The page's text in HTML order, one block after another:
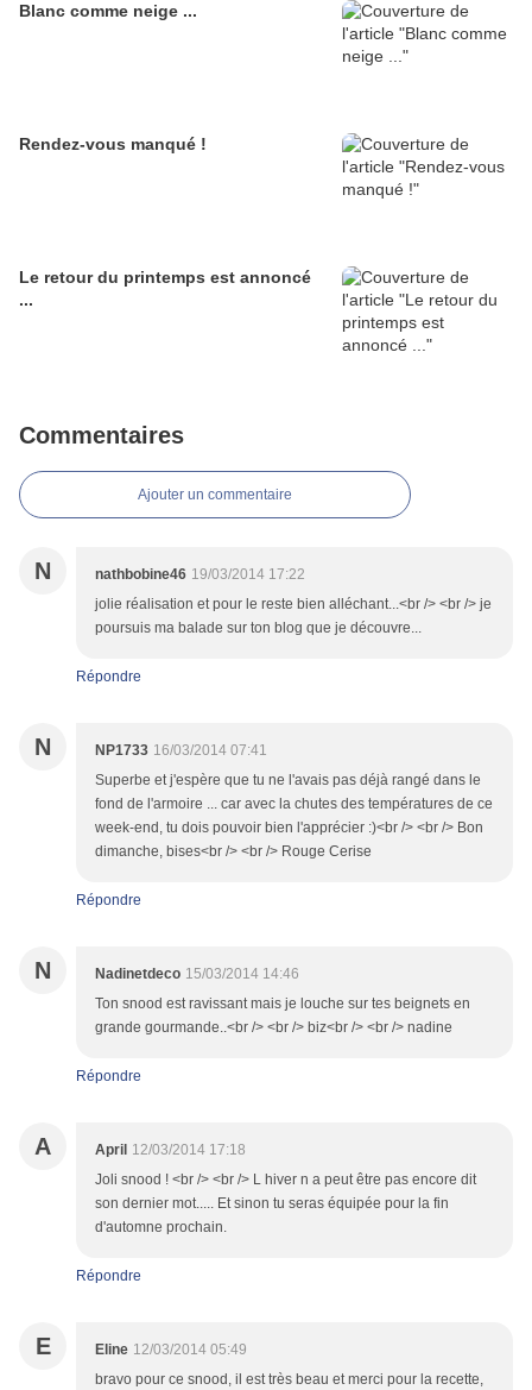
Blanc comme neige ...
Rendez-vous manqué !
Le retour du printemps est annoncé
...
Commentaires
Ajouter un commentaire
N nathbobine46 19/03/2014 17:22
jolie réalisation et pour le reste bien alléchant...<br /> <br /> je
poursuis ma balade sur ton blog que je découvre...
Répondre
N NP1733 16/03/2014 07:41
Superbe et j'espère que tu ne l'avais pas déjà rangé dans le
fond de l'armoire ... car avec la chutes des températures de ce
week-end, tu dois pouvoir bien l'apprécier :)<br /> <br /> Bon
dimanche, bises<br /> <br /> Rouge Cerise
Répondre
N Nadinetdeco 15/03/2014 14:46
Ton snood est ravissant mais je louche sur tes beignets en
grande gourmande..<br /> <br /> biz<br /> <br /> nadine
Répondre
A April 12/03/2014 17:18
Joli snood ! <br /> <br /> L hiver n a peut être pas encore dit
son dernier mot..... Et sinon tu seras équipée pour la fin
d'automne prochain.
Répondre
E Eline 12/03/2014 05:49
bravo pour ce snood, il est très beau et merci pour la recette,